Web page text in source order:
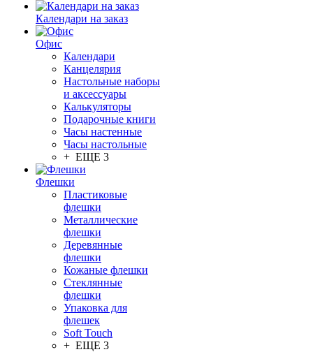
Календари на заказ
Офис
Календари
Канцелярия
Настольные наборы
и аксессуары
Калькуляторы
Подарочные книги
Часы настенные
Часы настольные
+ ЕЩЕ 3
Флешки
Пластиковые
флешки
Металлические
флешки
Деревянные
флешки
Кожаные флешки
Стеклянные
флешки
Упаковка для
флешек
Soft Touch
+ ЕЩЕ 3